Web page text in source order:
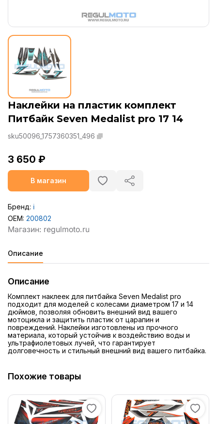
Наклейки на пластик комплект
Питбайк Seven Medalist pro 17 14
sku50096_1757360351_496
3 650 ₽
В магазин
Бренд: ℹ️
OEM: 200802
Описание
Описание
Комплект наклеек для питбайка Seven Medalist pro
подходит для моделей с колесами диаметром 17 и 14
дюймов, позволяя обновить внешний вид вашего
мотоцикла и защитить пластик от царапин и
повреждений. Наклейки изготовлены из прочного
материала, который устойчив к воздействию воды и
ультрафиолетовых лучей, что гарантирует
долговечность и стильный внешний вид вашего питбайка.
Похожие товары